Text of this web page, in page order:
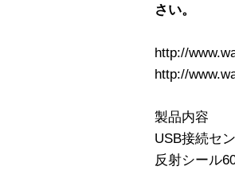
さい。
http://
http://
製品内容
USB接続セ
反射シール